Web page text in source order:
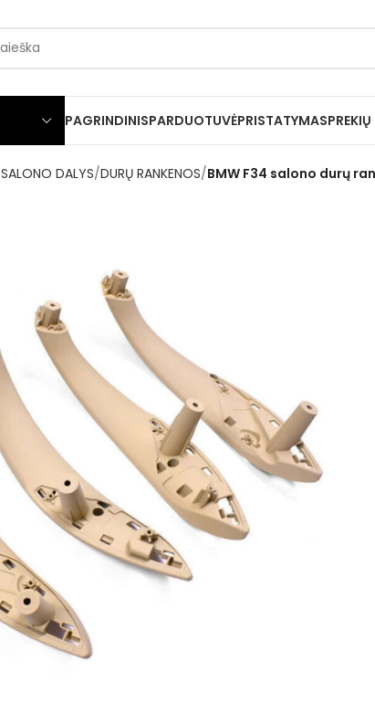
PAGRINDINISPARDUOTUVĖPRISTATYMAS
SALONO DALYS DURŲ RANKENOS BMW F34 salono durų